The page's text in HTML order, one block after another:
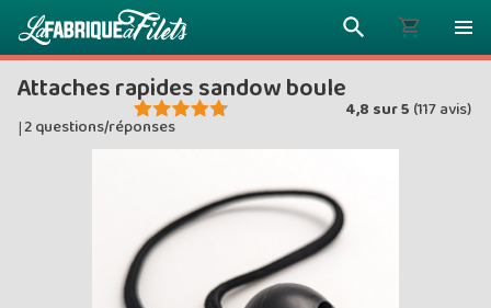
Plus vous
moins
ENVOYEZ
Attaches rapides sandow boule
4,8 sur5 (117avis)
|2 questions/réponses